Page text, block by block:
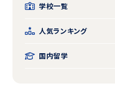
学校一覧
人気ランキング
国内留学